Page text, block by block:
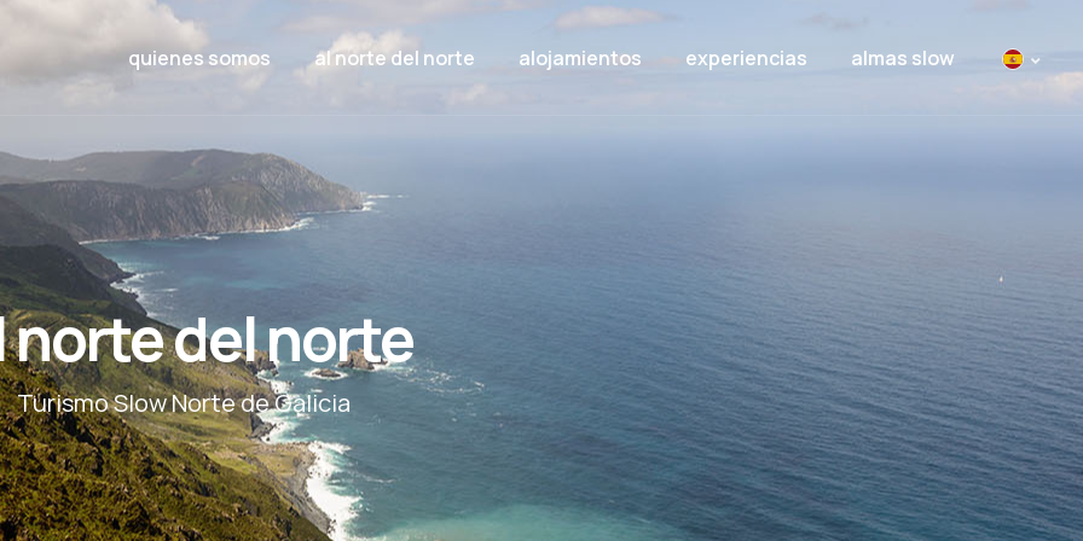
quienes somos al norte del norte alojamientos experiencias almas slow
norte del norte
Turismo Slow Norte de Galicia